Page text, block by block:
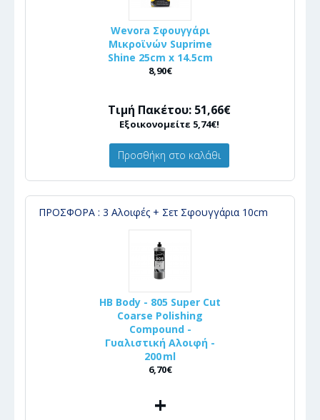
Wevora Σφουγγάρι
Μικροϊνών Suprime
Shine 25cm x 14.5cm
8,90€
Τιμή Πακέτου: 51,66€
Εξοικονομείτε 5,74€!
Προσθήκη στο καλάθι
ΠΡΟΣΦΟΡΑ : 3 Αλοιφές + Σετ Σφουγγάρια 10cm
HB Body - 805 Super Cut
Coarse Polishing
Compound -
Γυαλιστική Αλοιφή -
200 ml
6,70€
+